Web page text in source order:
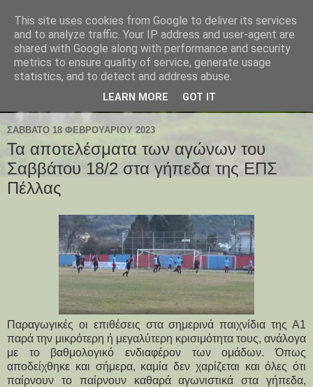
ΣΆΒΒΑΤΟ 18 ΦΕΒΡΟΥΑΡΊΟΥ 2023
Τα αποτελέσματα των αγώνων του
Σαββάτου 18/2 στα γήπεδα της ΕΠΣ
Πέλλας
Παραγωγικές οι επιθέσεις στα σημερινά παιχνίδια της Α1
παρά την μικρότερη ή μεγαλύτερη κρισιμότητα τους, ανάλογα
με το βαθμολογικό ενδιαφέρον των ομάδων. Όπως
αποδείχθηκε και σήμερα, καμία δεν χαρίζεται και όλες ότι
παίρνουν το παίρνουν καθαρά αγωνιστικά στα γήπεδα,
This site uses cookies from Google to deliver its services
and to analyze traffic. Your IP address and user-agent are
shared with Google along with performance and security
metrics to ensure quality of service, generate usage
statistics, and to detect and address abuse.
LEARN MORE GOT IT